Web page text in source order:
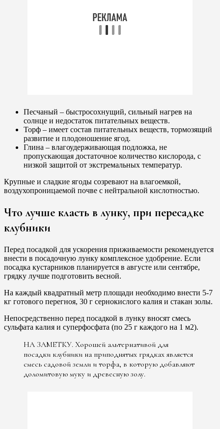
Песчаный – быстросохнущий, сильный нагрев на
солнце и недостаток питательных веществ.
Торф – имеет состав питательных веществ, тормозящий
развитие и плодоношение ягод.
Глина – влагоудерживающая подложка, не
пропускающая достаточное количество кислорода, с
низкой защитой от экстремальных температур.
Крупные и сладкие ягоды созревают на влагоемкой,
воздухопроницаемой почве с нейтральной кислотностью.
Что лучше класть в лунку, при пересадке
клубники
Перед посадкой для ускорения приживаемости рекомендуется
внести в посадочную лунку комплексное удобрение. Если
посадка кустарников планируется в августе или сентябре,
грядку лучше подготовить весной.
На каждый квадратный метр площади необходимо внести 5-7
кг готового перегноя, 30 г сернокислого калия и стакан золы.
Непосредственно перед посадкой в ​​лунку вносят смесь
сульфата калия и суперфосфата (по 25 г каждого на 1 м2).
НА ЗАМЕТКУ. Хорошей альтернативой для
посадки клубники на приподнятых грядках является
смесь садовой земли и торфа, в которую добавляют
доломитовую муку и древесную золу.